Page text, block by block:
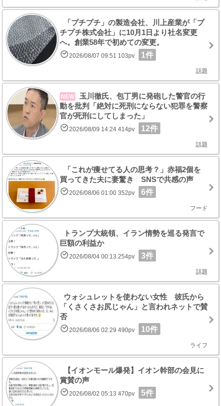
「プチプチ」の製造会社、川上産業が「プ
チプチ株式会社」に10月1日より社名変更
へ。創業58年で初めての変更。
2026/08/07 09:51 103pv 1件
話題
NEW
玉川徹氏、包丁男に発砲した警官の行
動を批判「絶対に死刑にならない犯罪を警察
官が死刑にしてしまった」
2026/08/09 14:24 414pv 12件
話題
「これが痩せてる人の思考？」赤福2個を
買ってきた夫に妻驚き SNSで共感の声
2026/08/06 01:00 352pv 6件
フード
トランプ大統領、イラン情勢を巡る発言で
巨額の利益か
2026/08/04 00:13 254pv 3件
話題
ウォシュレットを使わない女性 彼氏から
「くさくさお尻じゃん」と言われネットで賛
否
2026/08/06 02:29 490pv 10件
ライフ
【イオンモール爆発】イオン幹部の会見に
賞賛の声
2026/08/02 05:13 470pv 5件